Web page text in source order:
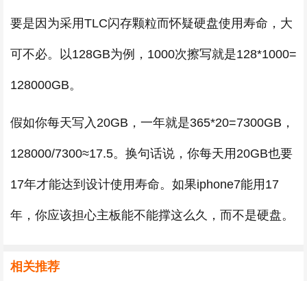
要是因为采用TLC闪存颗粒而怀疑硬盘使用寿命，大
可不必。以128GB为例，1000次擦写就是128*1000=
128000GB。
假如你每天写入20GB，一年就是365*20=7300GB，
128000/7300≈17.5。换句话说，你每天用20GB也要
17年才能达到设计使用寿命。如果iphone7能用17
年，你应该担心主板能不能撑这么久，而不是硬盘。
相关推荐